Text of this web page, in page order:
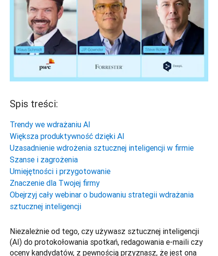
Spis treści:
Trendy we wdrażaniu AI
Większa produktywność dzięki AI
Uzasadnienie wdrożenia sztucznej inteligencji w firmie
Szanse i zagrożenia
Umiejętności i przygotowanie
Znaczenie dla Twojej firmy
Obejrzyj cały webinar o budowaniu strategii wdrażania
sztucznej inteligencji
Niezależnie od tego, czy używasz sztucznej inteligencji
(AI) do protokołowania spotkań, redagowania e-maili czy
oceny kandydatów, z pewnością przyznasz, że jest ona